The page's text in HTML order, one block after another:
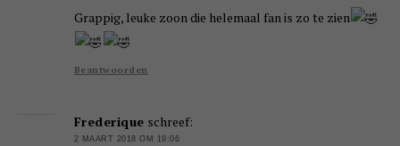
Grappig, leuke zoon die helemaal fan is zo te zien
Beantwoorden
Frederique schreef:
2 MAART 2018 OM 19:06